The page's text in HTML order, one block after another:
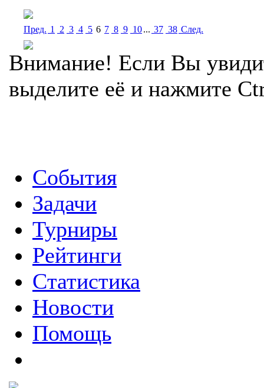
Пред. 1 2 3 4 5 6 7 8 9 10... 37 38 Cлед.
Внимание! Если Вы
выделите её и нажмите
События
Задачи
Турниры
Рейтинги
Статистика
Новости
Помощь